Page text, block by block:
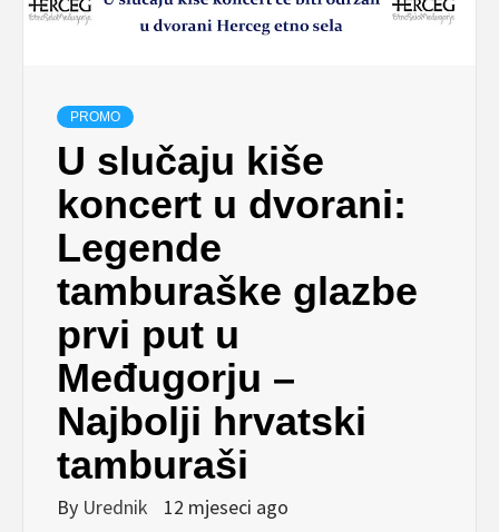
PROMO
U slučaju kiše
koncert u dvorani:
Legende
tamburaške glazbe
prvi put u
Međugorju –
Najbolji hrvatski
tamburaši
By Urednik 12 mjeseci ago